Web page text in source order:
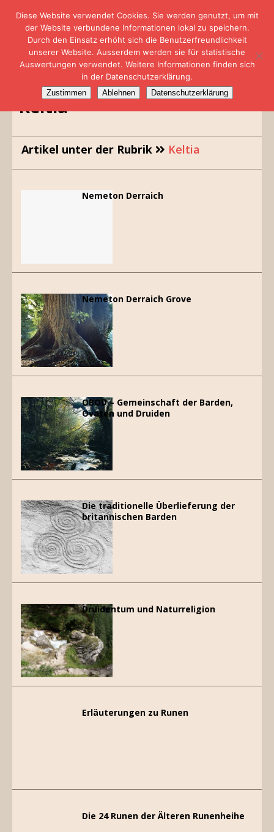
Keltia
Artikel unter der Rubrik Keltia
Nemeton Derraich
Nemeton Derraich Grove
OBOD – Gemeinschaft der Barden,
Ovaten und Druiden
Die traditionelle Überlieferung der
britannischen Barden
Druidentum und Naturreligion
Erläuterungen zu Runen
Die 24 Runen der Älteren Runenheihe
Diese Website verwendet Cookies. Sie werden genutzt, um mit
der Website verbundene Informationen lokal zu speichern.
Durch den Einsatz erhöht sich die Benutzerfreundlichkeit
unserer Website. Ausserdem werden sie für statistische
Auswertungen verwendet. Weitere Informationen finden sich
in der Datenschutzerklärung.
Zustimmen Ablehnen Datenschutzerklärung